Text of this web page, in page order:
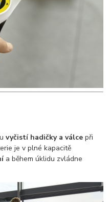
vyčistí hadičky a válce při
je v plné kapacitě
a během úklidu zvládne